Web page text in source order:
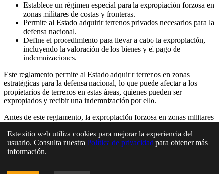
Establece un régimen especial para la expropiación forzosa en
zonas militares de costas y fronteras.
Permite al Estado adquirir terrenos privados necesarios para la
defensa nacional.
Define el procedimiento para llevar a cabo la expropiación,
incluyendo la valoración de los bienes y el pago de
indemnizaciones.
Este reglamento permite al Estado adquirir terrenos en zonas
estratégicas para la defensa nacional, lo que puede afectar a los
propietarios de terrenos en estas áreas, quienes pueden ser
expropiados y recibir una indemnización por ello.
Antes de este reglamento, la expropiación forzosa en zonas militares
menos adaptado a las necesidades de la defensa nacional.
La expropiación forzosa siempre genera controversia, ya que
controversias suelen estar relacionadas con la valoración de los
Este sitio web utiliza cookies para mejorar la experiencia del
usuario. Consulta nuestra Política de privacidad para obtener más
información.